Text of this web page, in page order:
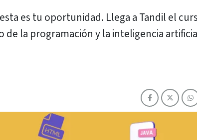
es tu oportunidad. Llega a Tandil el
la programación y la inteligencia